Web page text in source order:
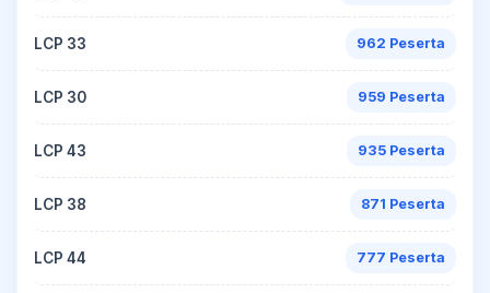
LCP 33 962 Peserta
LCP 30 959 Peserta
LCP 43 935 Peserta
LCP 38 871 Peserta
LCP 44 777 Peserta